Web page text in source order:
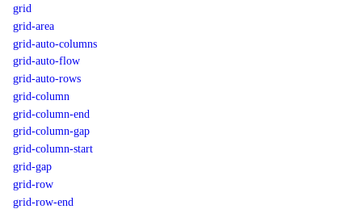
grid
grid-area
grid-auto-columns
grid-auto-flow
grid-auto-rows
grid-column
grid-column-end
grid-column-gap
grid-column-start
grid-gap
grid-row
grid-row-end